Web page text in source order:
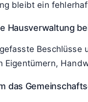
bleibt ein
Hausverwaltung
Beschlüsse
Eigentümern,
das